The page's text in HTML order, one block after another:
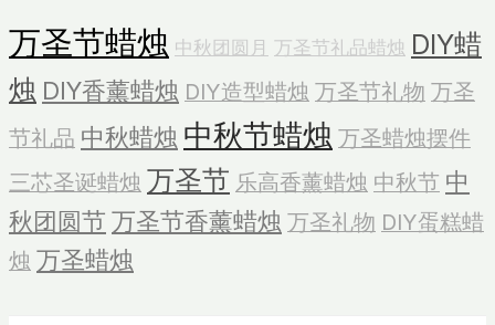
导
航
万圣节蜡烛 中秋团圆月 万圣节礼品蜡烛 DIY蜡
烛 DIY香薰蜡烛 DIY造型蜡烛 万圣节礼物 万圣
节礼品 中秋蜡烛 中秋节蜡烛 万圣蜡烛摆件
三芯圣诞蜡烛 万圣节 乐高香薰蜡烛 中秋节 中
秋团圆节 万圣节香薰蜡烛 万圣礼物 DIY蛋糕蜡
烛 万圣蜡烛